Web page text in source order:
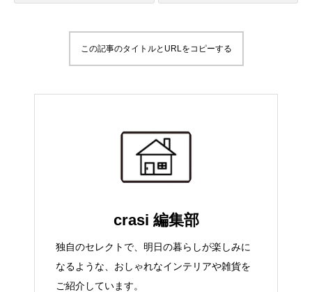
この記事のタイトルとURLをコピーする
crasi 編集部
独自のセレクトで、明日の暮らしが楽しみに
なるような、おしゃれなインテリアや雑貨を
ご紹介しています。